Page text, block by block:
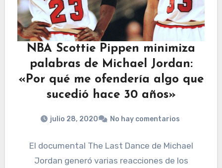
NBA Scottie Pippen minimiza
palabras de Michael Jordan:
«Por qué me ofendería algo que
sucedió hace 30 años»
julio 28, 2020 No hay comentarios
El documental The Last Dance de Michael
Jordan generó varias reacciones de los